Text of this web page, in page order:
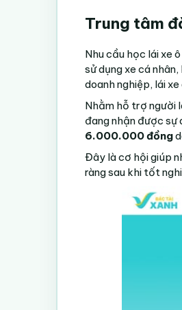
Trung tâm
Nhu cầu học lái xe
sử dụng xe cá
doanh nghiệp, lái
Nhằm hỗ trợ người
đang nhận được sự
6.000.000 đồng
Đây là cơ hội giúp
ràng sau khi tốt